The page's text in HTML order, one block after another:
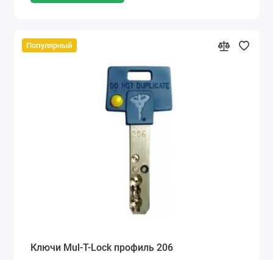
Популярный
Ключи Mul-T-Lock профиль 206